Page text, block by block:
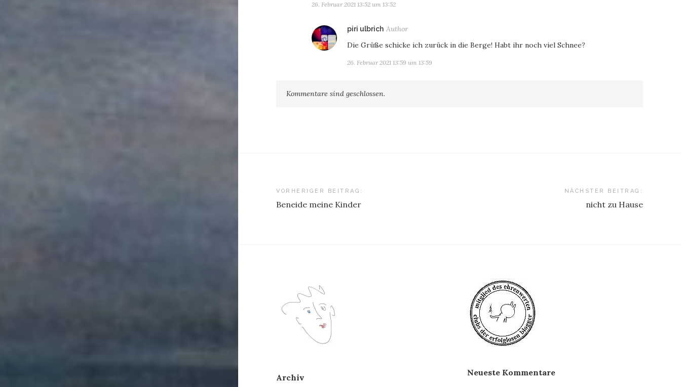
26. Februar 2021 13:52 um 13:52
piri ulbrich sagt:
Die Grüße schicke ich zurück in die Berge! Habt ihr noch viel Schnee?
26. Februar 2021 13:59 um 13:59
Kommentare sind geschlossen.
Beitragsnavigation
VORHERIGER BEITRAG:
Beneide meine Kinder
NÄCHSTER BEITRAG:
nicht zu Hause
Archiv Neueste Kommentare